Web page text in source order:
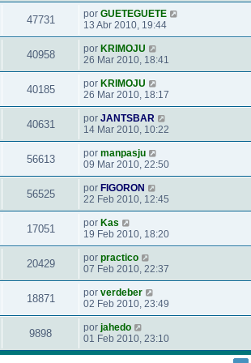
47731 por GUETEGUETE
13 Abr 2010, 19:44
40958 por KRIMOJU
26 Mar 2010, 18:41
40185 por KRIMOJU
26 Mar 2010, 18:17
40631 por JANTSBAR
14 Mar 2010, 10:22
56613 por manpasju
09 Mar 2010, 22:50
56525 por FIGORON
22 Feb 2010, 12:45
17051 por Kas
19 Feb 2010, 18:20
20429 por practico
07 Feb 2010, 22:37
18871 por verdeber
02 Feb 2010, 23:49
9898 por jahedo
01 Feb 2010, 23:10